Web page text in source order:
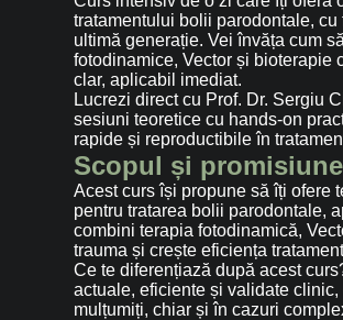
tratamentului bolii parodontale,
ultimă generație. Vei învăța cum
fotodinamice, Vector și bioterapie
clar, aplicabil imediat.
Lucrezi direct cu Prof. Dr. Sergiu
sesiuni teoretice cu hands-on
rapide și reproductibile în
Scopul și
Acest curs își propune să îți ofere
pentru tratarea bolii parodontale,
combini terapia fotodinamică,
trauma și crește eficiența
Ce te diferențiază după acest
actuale, eficiente și validate
mulțumiți, chiar și în cazuri